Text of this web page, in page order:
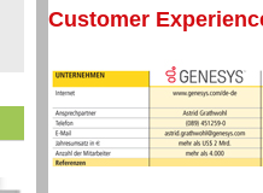
Customer